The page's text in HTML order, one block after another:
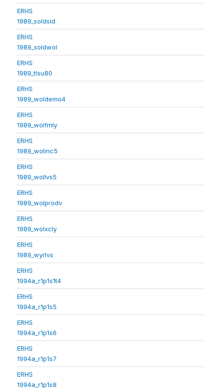
ERHS
1989_soldsid
ERHS
1989_soldwol
ERHS
1989_tlsu80
ERHS
1989_woldemo4
ERHS
1989_wolfmly
ERHS
1989_wolinc5
ERHS
1989_wollvs5
ERHS
1989_wolprodv
ERHS
1989_wolxcly
ERHS
1989_wyrlvs
ERHS
1994a_r1p1s1t4
ERHS
1994a_r1p1s5
ERHS
1994a_r1p1s6
ERHS
1994a_r1p1s7
ERHS
1994a_r1p1s8